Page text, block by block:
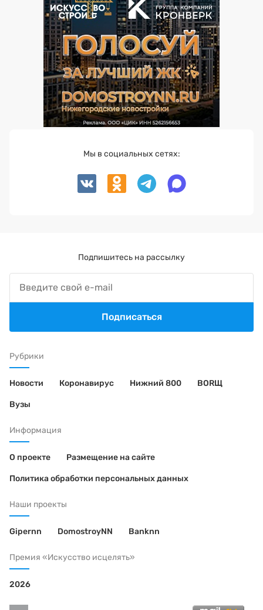
Рубрики
Новости Коронавирус Нижний 800 BORЩ
Вузы
Информация
О проекте Размещение на сайте
Политика обработки персональных данных
Наши проекты
Gipernn DomostroyNN Banknn
Премия «Искусство исцелять»
2026
Мы в социальных сетях:
Подпишитесь на рассылку
Подписаться